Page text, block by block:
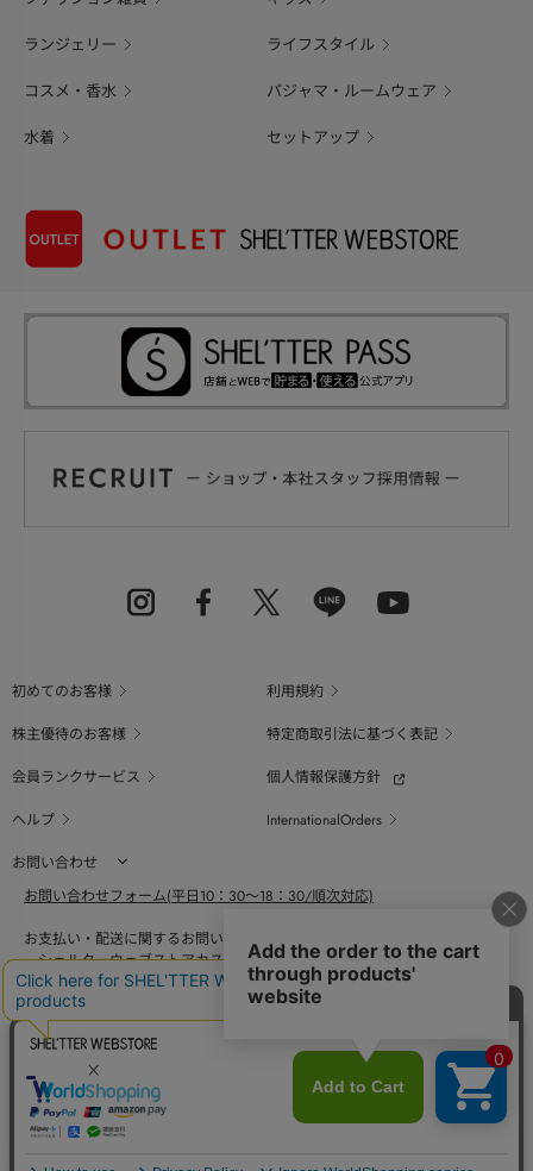
ランジェリー ライフスタイル
コスメ・香水 パジャマ・ルームウェア
水着 セットアップ
初めてのお客様
利用規約
株主優待のお客様
特定商取引法に基づく表記
会員ランクサービス
個人情報保護方針
ヘルプ
InternationalOrders
お問い合わせ
お問い合わせフォーム(平日10：30～18：30/順次対応)
お支払い・配送に関するお問い合わせ（平日10：30～18：00）
シェルターウェブストアカスタマーセンター
0800-123-6820
商品の素材、サイズ、仕様等に関するお問い合せ（平日10：30～18：00）
バロックジャパンリミテッドコールセンター
03-6730-9191
BAROQUE JAPAN LIMITED
採用情報